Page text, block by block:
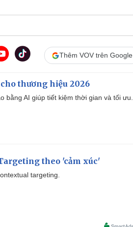
Thêm VOV trên Google
cho thương hiệu 2026
bằng AI giúp tiết kiệm thời gian và tối ưu.
theo 'cảm xúc'
targeting.